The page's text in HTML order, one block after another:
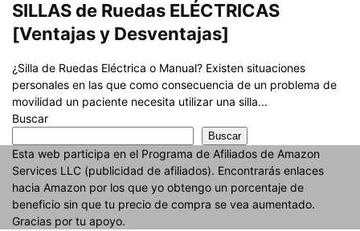
SILLAS de Ruedas ELÉCTRICAS
[Ventajas y Desventajas]
¿Silla de Ruedas Eléctrica o Manual? Existen situaciones
personales en las que como consecuencia de un problema de
movilidad un paciente necesita utilizar una silla...
Buscar
Buscar
Esta web participa en el Programa de Afiliados de Amazon
Services LLC (publicidad de afiliados). Encontrarás enlaces
hacia Amazon por los que yo obtengo un porcentaje de
beneficio sin que tu precio de compra se vea aumentado.
Gracias por tu apoyo.